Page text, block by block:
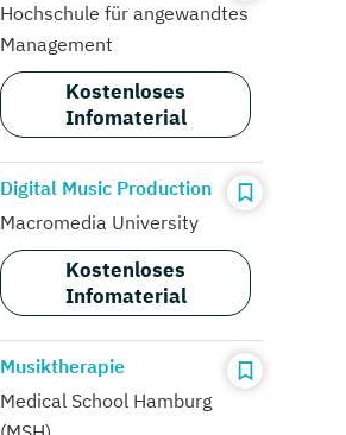
Hochschule für angewandtes
Management
Kostenloses
Infomaterial
Digital Music Production
Macromedia University
Kostenloses
Infomaterial
Musiktherapie
Medical School Hamburg